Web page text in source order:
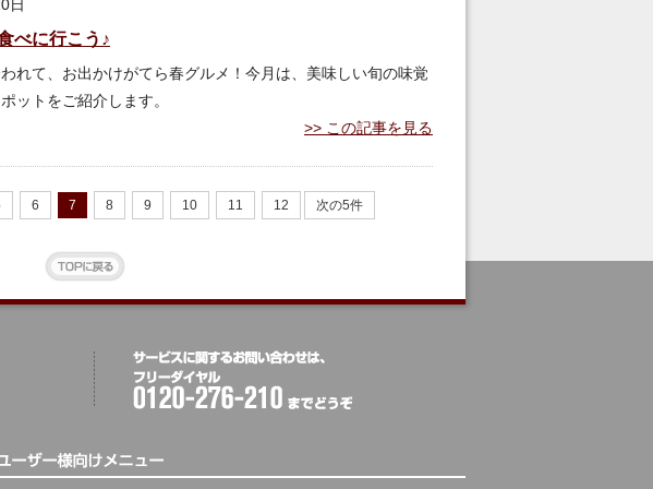
日
べに行こう♪
れて、お出かけがてら春グルメ！今月は、美味しい旬の味覚
ットをご紹介します。
この記事を見る
6 7 8 9 10 11 12 次の5件